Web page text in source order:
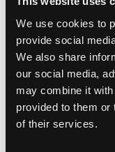
We use cookies to
provide social
We also share
our social media,
may combine it
provided to them or
of their services.